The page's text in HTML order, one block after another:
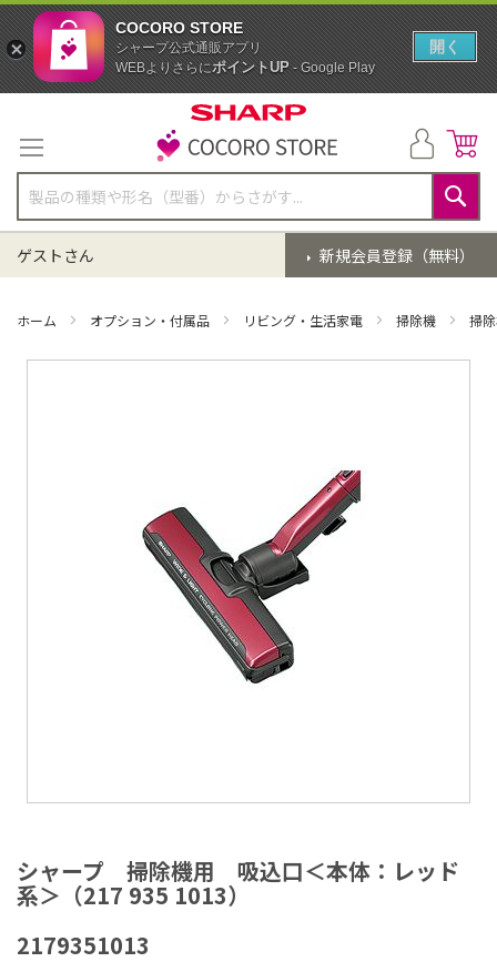
テ
ン
ツ
に
ス
キ
ッ
検
索
新規会員登録（無料）
ゲストさん
ホーム オプション・付属品 リビング・生活家電 掃除機 掃
シャープ 掃除機用 吸込口＜本体：レッド
系＞（217 935 1013）
2179351013
メ
ー
ジ
ャ
COCORO STORE
シャープ公式通販アプリ
WEBよりさらにポイントUP- Google Play
開く